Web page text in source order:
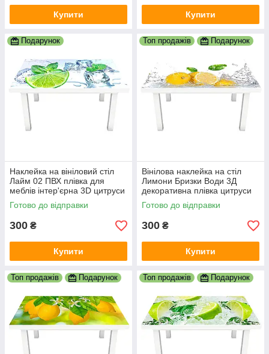
Купити Купити
Подарунок
Наклейка на вініловий стіл
Лайм 02 ПВХ плівка для
меблів інтер'єрна 3D цитруси
лід м'ята зелений 600х1200
мм
Готово до відправки
300 ₴
Купити
Топ продажів Подарунок
Вінілова наклейка на стіл
Лимони Бризки Води 3Д
декоративна плівка цитруси
Фрукти Жовтий 600х1200 мм
Готово до відправки
300 ₴
Купити
Топ продажів Подарунок Топ продажів Подарунок